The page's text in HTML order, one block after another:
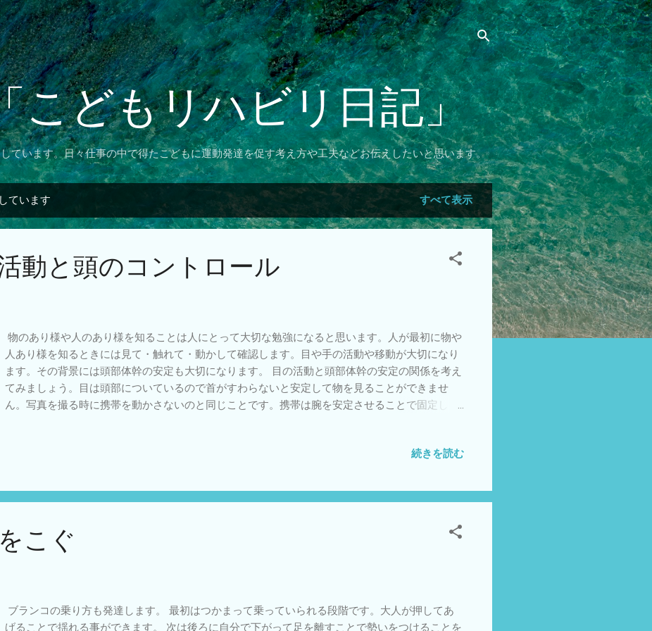
スキップしてメイン コンテンツに移動
こどもリハビリ日記」
ています。日々仕事の中で得たこどもに運動発達を促す考え方や工夫などお伝えしたいと思います。
ています すべて表示
動と頭のコントロール
物のあり様や人のあり様を知ることは人にとって大切な勉強になると思います。人が最初に物や
人あり様を知るときには見て・触れて・動かして確認します。目や手の活動や移動が大切になり
ます。その背景には頭部体幹の安定も大切になります。 目の活動と頭部体幹の安定の関係を考え
てみましょう。目は頭部についているので首がすわらないと安定して物を見ることができませ
ん。写真を撮る時に携帯を動かさないのと同じことです。携帯は腕を安定させることで固定しま
せん。 筋肉の面から考えてみましょう。頭は首の周りの筋肉を上手く使って安定させます。上手
固定されます。固定したままでは様々な方向を向くことができません。前後左右の筋肉の収縮を
微妙に変えることで顔は色々な方向を向くことができます。 脳性麻痺などで首の安定は不十分な
す。 こどもリハかわせみ
続きを読む
こぐ
ブランコの乗り方も発達します。 最初はつかまって乗っていられる段階です。大人が押してあ
げることで揺れる事ができます。 次は後ろに自分で下がって足を離すことで勢いをつけることを